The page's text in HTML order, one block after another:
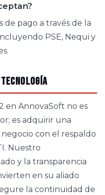
de pago a través de la
PSE, Nequi y
tecnología
en AnnovaSoft no es
es adquirir una
con el respaldo
Nuestro
y la transparencia
en su aliado
la continuidad de